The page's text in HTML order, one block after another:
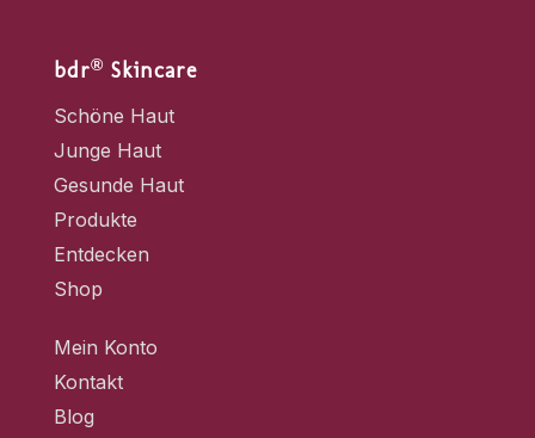
bdr® Skincare
Schöne Haut
Junge Haut
Gesunde Haut
Produkte
Entdecken
Shop
Mein Konto
Kontakt
Blog